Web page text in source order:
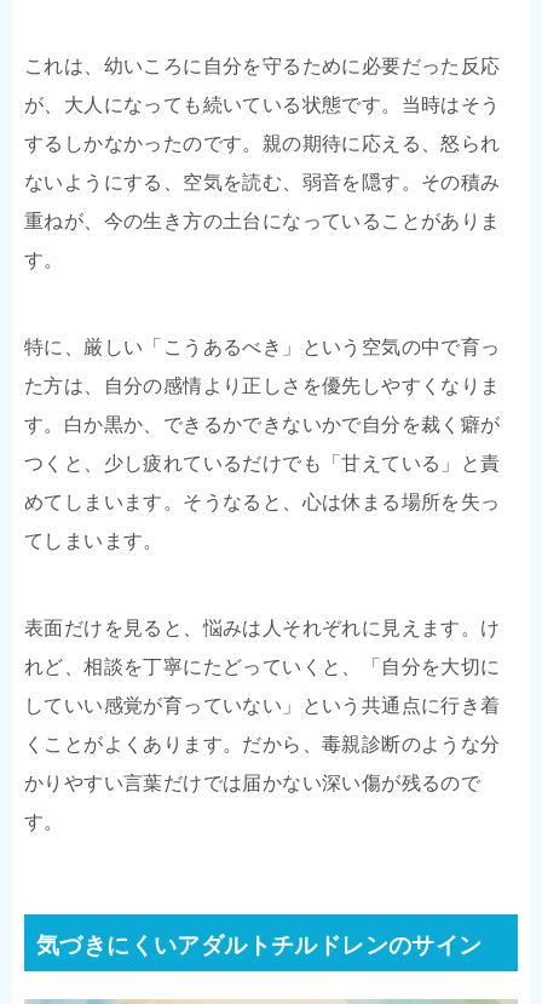
これは、幼いころに自分を守るために必要だった反応
が、大人になっても続いている状態です。当時はそう
するしかなかったのです。親の期待に応える、怒られ
ないようにする、空気を読む、弱音を隠す。その積み
重ねが、今の生き方の土台になっていることがありま
す。
特に、厳しい「こうあるべき」という空気の中で育っ
た方は、自分の感情より正しさを優先しやすくなりま
す。白か黒か、できるかできないかで自分を裁く癖が
つくと、少し疲れているだけでも「甘えている」と責
めてしまいます。そうなると、心は休まる場所を失っ
てしまいます。
表面だけを見ると、悩みは人それぞれに見えます。け
れど、相談を丁寧にたどっていくと、「自分を大切に
していい感覚が育っていない」という共通点に行き着
くことがよくあります。だから、毒親診断のような分
かりやすい言葉だけでは届かない深い傷が残るので
す。
気づきにくいアダルトチルドレンのサイン